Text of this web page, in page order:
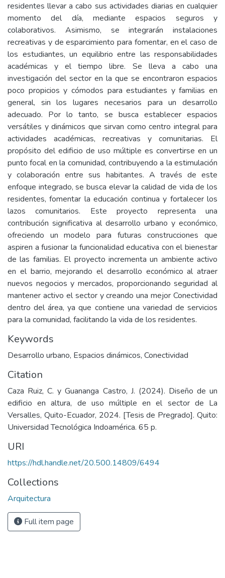
residentes llevar a cabo sus actividades diarias en cualquier
momento del día, mediante espacios seguros y
colaborativos. Asimismo, se integrarán instalaciones
recreativas y de esparcimiento para fomentar, en el caso de
los estudiantes, un equilibrio entre las responsabilidades
académicas y el tiempo libre. Se lleva a cabo una
investigación del sector en la que se encontraron espacios
poco propicios y cómodos para estudiantes y familias en
general, sin los lugares necesarios para un desarrollo
adecuado. Por lo tanto, se busca establecer espacios
versátiles y dinámicos que sirvan como centro integral para
actividades académicas, recreativas y comunitarias. El
propósito del edificio de uso múltiple es convertirse en un
punto focal en la comunidad, contribuyendo a la estimulación
y colaboración entre sus habitantes. A través de este
enfoque integrado, se busca elevar la calidad de vida de los
residentes, fomentar la educación continua y fortalecer los
lazos comunitarios. Este proyecto representa una
contribución significativa al desarrollo urbano y económico,
ofreciendo un modelo para futuras construcciones que
aspiren a fusionar la funcionalidad educativa con el bienestar
de las familias. El proyecto incrementa un ambiente activo
en el barrio, mejorando el desarrollo económico al atraer
nuevos negocios y mercados, proporcionando seguridad al
mantener activo el sector y creando una mejor Conectividad
dentro del área, ya que contiene una variedad de servicios
para la comunidad, facilitando la vida de los residentes.
Keywords
Desarrollo urbano, Espacios dinámicos, Conectividad
Citation
Caza Ruiz, C. y Guananga Castro, J. (2024). Diseño de un
edificio en altura, de uso múltiple en el sector de La
Versalles, Quito-Ecuador, 2024. [Tesis de Pregrado]. Quito:
Universidad Tecnológica Indoamérica. 65 p.
URI
https://hdl.handle.net/20.500.14809/6494
Collections
Arquitectura
Full item page